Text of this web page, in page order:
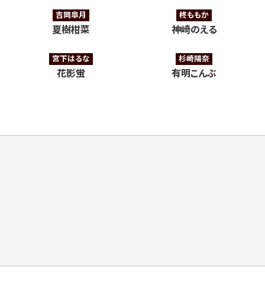
吉岡皐月
夏樹柑菜
柊ももか
神崎のえる
宮下はるな
花影蛍
杉崎陽奈
有明こんぶ